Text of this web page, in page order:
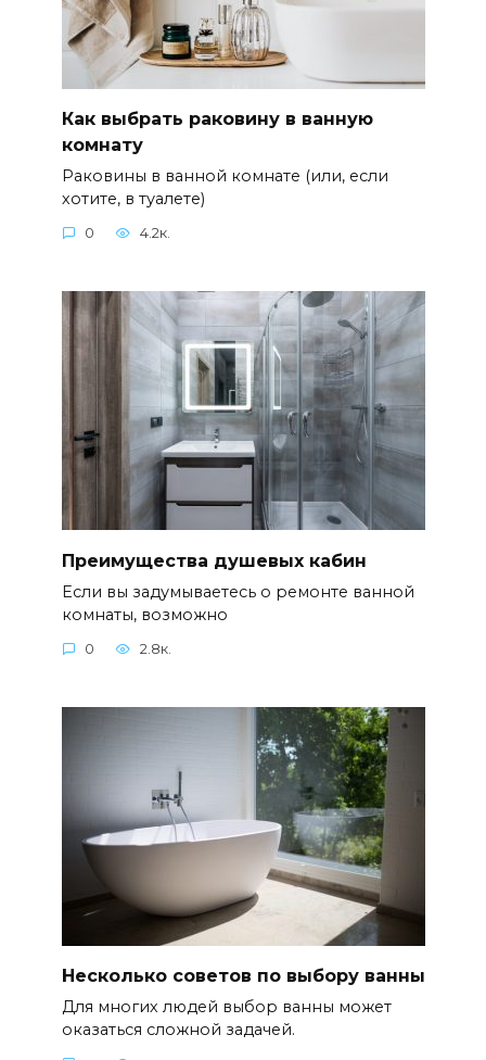
Как выбрать раковину в ванную
комнату
Раковины в ванной комнате (или, если
хотите, в туалете)
0 4.2к.
Преимущества душевых кабин
Если вы задумываетесь о ремонте ванной
комнаты, возможно
0 2.8к.
Несколько советов по выбору ванны
Для многих людей выбор ванны может
оказаться сложной задачей.